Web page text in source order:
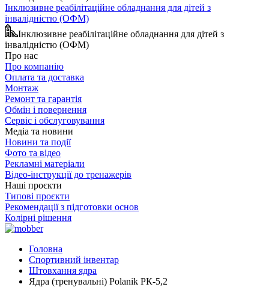
Інклюзивне реабілітаційне обладнання для дітей з
інвалідністю (ОФМ)
Інклюзивне реабілітаційне обладнання для дітей з
інвалідністю (ОФМ)
Про нас
Про компанію
Оплата та доставка
Монтаж
Ремонт та гарантія
Обмін і повернення
Сервіс і обслуговування
Медіа та новини
Новини та події
Фото та відео
Рекламні матеріали
Відео-інструкції до тренажерів
Наші проєкти
Типові проєкти
Рекомендації з підготовки основ
Колірні рішення
Головна
Спортивний інвентар
Штовхання ядра
Ядра (тренувальні) Polanik РК-5,2